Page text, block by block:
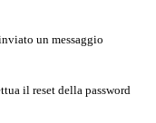
un messaggio
il reset della password